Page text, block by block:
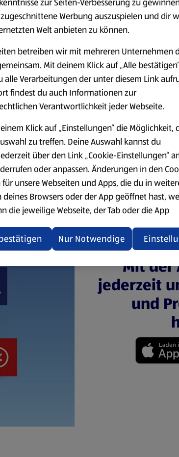
Bio-Produkte
Käse
Milchprodukte &
Eier
Mit der
jederzeit
und
Werbung auszuspielen und dir
Welt anbieten zu können.
betreiben wir mit mehreren Unternehmen
Mit deinem Klick auf „Alle
alle Verarbeitungen der unter diesem Link
findest du auch Informationen zur
Verantwortlichkeit jeder Webseite.
Klick auf „Einstellungen“ die Möglichkeit,
zu treffen. Deine Auswahl kannst du
über den Link „Cookie-Einstellungen“
oder anpassen. Änderungen in den
unsere Webseiten und Apps, die du in
deines Browsers oder der App geöffnet hast,
die jeweilige Webseite, der Tab oder die App
geschlossen und anschließend wieder geöffnet
zur Verfügung.
und
Nur Notwendige